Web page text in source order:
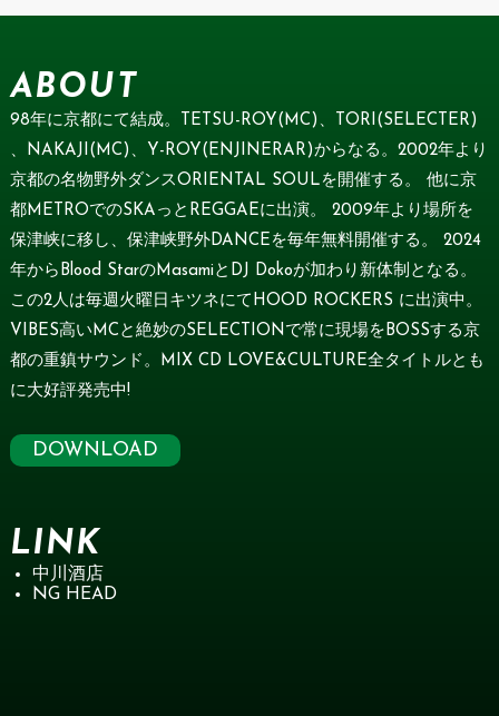
ABOUT
98年に京都にて結成。TETSU-ROY(MC)、TORI(SELECTER)
、NAKAJI(MC)、Y-ROY(ENJINERAR)からなる。2002年より
京都の名物野外ダンスORIENTAL SOULを開催する。 他に京
都METROでのSKAっとREGGAEに出演。 2009年より場所を
保津峡に移し、保津峡野外DANCEを毎年無料開催する。 2024
年からBlood StarのMasamiとDJ Dokoが加わり新体制となる。
この2人は毎週火曜日キツネにてHOOD ROCKERS に出演中。
VIBES高いMCと絶妙のSELECTIONで常に現場をBOSSする京
都の重鎮サウンド。MIX CD LOVE&CULTURE全タイトルとも
に大好評発売中!
DOWNLOAD
LINK
中川酒店
NG HEAD